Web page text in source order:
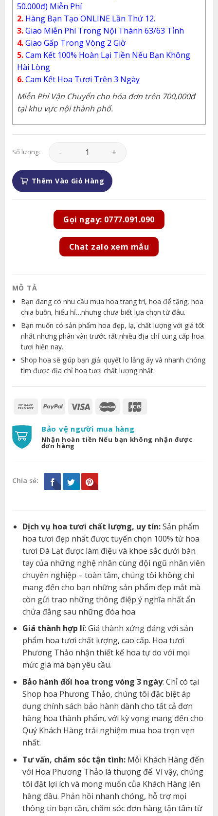
50.000đ) Miễn Phí
2. Hàng Bạn Tạo ONLINE Lần Thứ 12.
3.Giao Miễn Phí Trong Nội Thành 63/63 Tỉnh
4.Giao Gấp Trong Vòng 2 Giờ
5.Cam Kết 100% Hoàn Lại Tiền Nếu Bạn Không
Hài Lòng
6.Cam Kết Hoa Tươi Trên 3 Ngày
Miễn Phí Vận Chuyển cho hóa đơn trên 700,000đ
tại khu vực nội thành phố.
Số lượng: Hoa Khai Trương - Mọi Sự Vững Bền - KT107
Thêm Vào Giỏ Hàng
Gọi ngay: 0777.091.090
Chat zalo xem mẫu
MÔ TẢ
Bạn đang có nhu cầu mua hoa trang trí, hoa để tặng, hoa
chia buồn, hiếu hỉ…nhưng chưa biết lựa chọn từ đâu.
Bạn muốn có sản phẩm hoa đẹp, lạ, chất lượng với giá tốt
nhất nhưng phân vân trước rất nhiều địa chỉ cung cấp hoa
tươi hiện nay.
Shop hoa sẽ giúp bạn giải quyết lo lắng ấy và nhanh chóng
tìm được địa chỉ hoa tươi chất lượng nhất.
Bảo vệ người mua hàng
Nhận hoàn tiền Nếu bạn không nhận được
đơn hàng
Chia sẻ:
Dịch vụ hoa tươi chất lượng, uy tín:Sản phẩm
hoa tươi đẹp nhất được tuyển chọn 100% từ hoa
tươi Đà Lạt được làm điệu và khoe sắc dưới bàn
tay của những nghệ nhân cùng đội ngũ nhân viên
chuyên nghiệp – toàn tâm, chúng tôi không chỉ
mang đến cho bạn những sản phẩm đẹp mắt mà
còn gửi trao những thông điệp ý nghĩa nhất ẩn
chứa đằng sau những đóa hoa.
Giá thành hợp lí: Giá thành xứng đáng với sản
phẩm hoa tươi chất lượng, cao cấp. Hoa tươi
Phương Thảo nhận thiết kế hoa tự do với mọi
mức giá mà bạn yêu cầu.
Bảo hành đổi hoa trong vòng 3 ngày: Chỉ có tại
Shop hoa Phương Thảo, chúng tôi đặc biệt áp
dụng chính sách bảo hành dành cho tất cả đơn
hàng hoa thành phẩm, với kỳ vọng mang đến cho
Quý Khách Hàng trải nghiệm mua hoa trọn vẹn
nhất.
Tư vấn, chăm sóc tận tình:Mỗi Khách Hàng đến
với Hoa Phương Thảo là thượng đế. Vì vậy, chúng
tôi đặt lợi ích và mong muốn của Khách Hàng lên
hàng đầu. Phản hồi nhanh chóng, hỗ trợ mọi
thông tin bạn cần, chăm sóc đơn hàng tận tâm từ